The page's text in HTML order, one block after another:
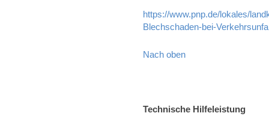
https://www.pnp.de/lokales/
Blechschaden-bei-
Nach oben
Technische Hilfeleistung